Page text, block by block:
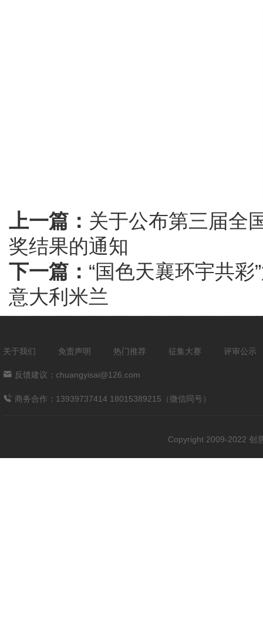
上一篇： 关于公布第三届全
奖结果的通知
下一篇： “国色天襄环宇共
意大利米兰
关于我们 免责声明 热门推荐 征集大赛 评审公示
反馈建议：chuangyisai@126.com
商务合作：13939737414 18015389215（微信同号）
Copyright 2009-2022 创